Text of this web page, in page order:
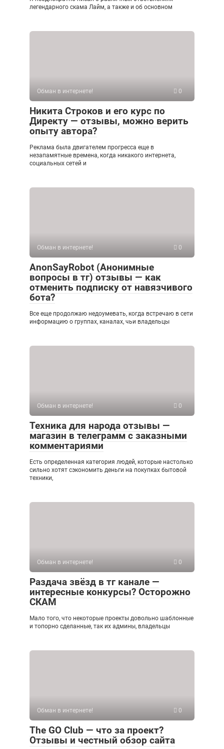
легендарного скама Лайм, а также и об основном
Обман в интернете! 0
Никита Строков и его курс по
Директу — отзывы, можно верить
опыту автора?
Реклама была двигателем прогресса еще в
незапамятные времена, когда никакого интернета,
социальных сетей и
Обман в интернете! 0
AnonSayRobot (Анонимные
вопросы в тг) отзывы — как
отменить подписку от навязчивого
бота?
Все еще продолжаю недоумевать, когда встречаю в сети
информацию о группах, каналах, чьи владельцы
Обман в интернете! 0
Техника для народа отзывы —
магазин в телеграмм с заказными
комментариями
Есть определенная категория людей, которые настолько
сильно хотят сэкономить деньги на покупках бытовой
техники,
Обман в интернете! 0
Раздача звёзд в тг канале —
интересные конкурсы? Осторожно
СКАМ
Мало того, что некоторые проекты довольно шаблонные
и топорно сделанные, так их админы, владельцы
Обман в интернете! 0
The GO Club — что за проект?
Отзывы и честный обзор сайта